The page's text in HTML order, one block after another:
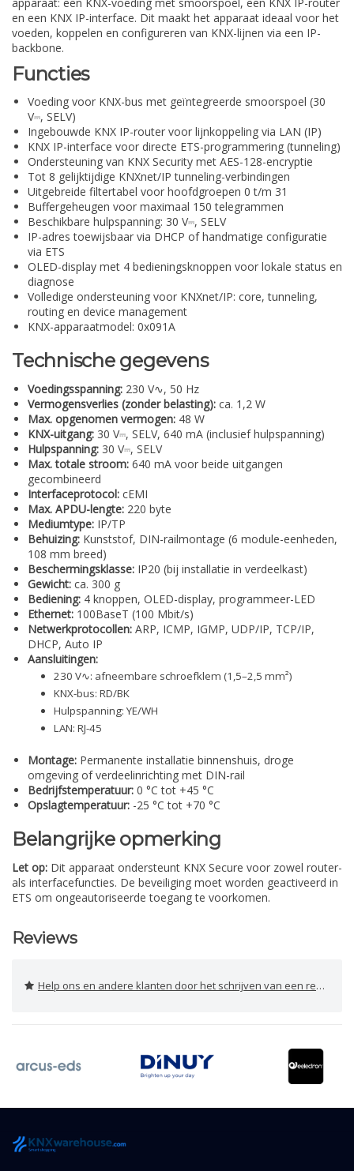
en een KNX IP-interface. Dit maakt het apparaat ideaal voor het
voeden, koppelen en configureren van KNX-lijnen via een IP-
backbone.
Functies
Voeding voor KNX-bus met geïntegreerde smoorspoel (30
V⎓, SELV)
Ingebouwde KNX IP-router voor lijnkoppeling via LAN (IP)
KNX IP-interface voor directe ETS-programmering (tunneling)
Ondersteuning van KNX Security met AES-128-encryptie
Tot 8 gelijktijdige KNXnet/IP tunneling-verbindingen
Uitgebreide filtertabel voor hoofdgroepen 0 t/m 31
Buffergeheugen voor maximaal 150 telegrammen
Beschikbare hulpspanning: 30 V⎓, SELV
IP-adres toewijsbaar via DHCP of handmatige configuratie
via ETS
OLED-display met 4 bedieningsknoppen voor lokale status en
diagnose
Volledige ondersteuning voor KNXnet/IP: core, tunneling,
routing en device management
KNX-apparaatmodel: 0x091A
Technische gegevens
Voedingsspanning: 230 V∿, 50 Hz
Vermogensverlies (zonder belasting): ca. 1,2 W
Max. opgenomen vermogen: 48 W
KNX-uitgang: 30 V⎓, SELV, 640 mA (inclusief hulpspanning)
Hulpspanning: 30 V⎓, SELV
Max. totale stroom: 640 mA voor beide uitgangen
gecombineerd
Interfaceprotocol: cEMI
Max. APDU-lengte: 220 byte
Mediumtype: IP/TP
Behuizing: Kunststof, DIN-railmontage (6 module-eenheden,
108 mm breed)
Beschermingsklasse: IP20 (bij installatie in verdeelkast)
Gewicht: ca. 300 g
Bediening: 4 knoppen, OLED-display, programmeer-LED
Ethernet: 100BaseT (100 Mbit/s)
Netwerkprotocollen: ARP, ICMP, IGMP, UDP/IP, TCP/IP,
DHCP, Auto IP
Aansluitingen:
230 V∿: afneembare schroefklem (1,5–2,5 mm²)
KNX-bus: RD/BK
Hulpspanning: YE/WH
LAN: RJ-45
Montage: Permanente installatie binnenshuis, droge
omgeving of verdeelinrichting met DIN-rail
Bedrijfstemperatuur: 0 °C tot +45 °C
Opslagtemperatuur: -25 °C tot +70 °C
Belangrijke opmerking
Let op: Dit apparaat ondersteunt KNX Secure voor zowel router-
als interfacefuncties. De beveiliging moet worden geactiveerd in
ETS om ongeautoriseerde toegang te voorkomen.
Reviews
Help ons en andere klanten door het schrijven van een review